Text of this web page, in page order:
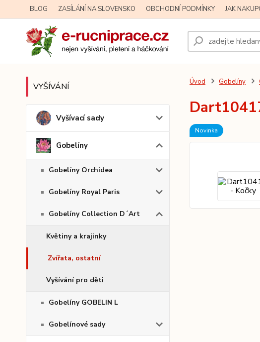
BLOG ZASÍLÁNÍ NA SLOVENSKO OBCHODNÍ PODMÍNKY JAK
VYŠÍVÁNÍ
Vyšívací sady
Gobelíny
Gobelíny Orchidea
Gobelíny Royal Paris
Gobelíny Collection D´Art
Květiny a krajinky
Zvířata, ostatní
Vyšívání pro děti
Gobelíny GOBELIN L
Gobelínové sady
Úvod Gobelíny
Novinka